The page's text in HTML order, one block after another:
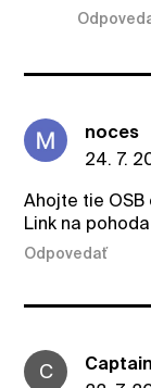
noces
24. 7.
Ahojte tie OSB
Link na
Odpovedať
C